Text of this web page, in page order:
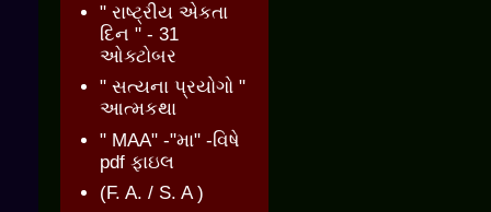
" રાષ્ટ્રીય એકતા
દિન " - 31
ઓક્ટોબર
" સત્યના પ્રયોગો "
આત્મકથા
" MAA" -"મા" -વિષે
pdf ફાઇલ
(F. A. / S. A )